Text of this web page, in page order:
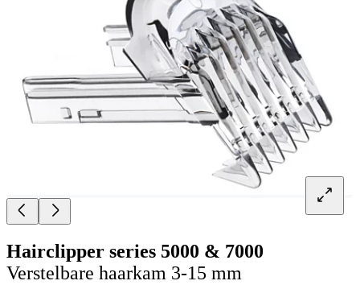
Hairclipper series 5000 & 7000
Verstelbare haarkam 3-15 mm